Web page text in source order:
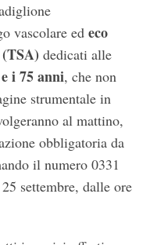
vascolare ed eco
dedicati alle
i 75 anni, che non
strumentale in
al mattino,
obbligatoria da
il numero 0331
settembre, dalle ore